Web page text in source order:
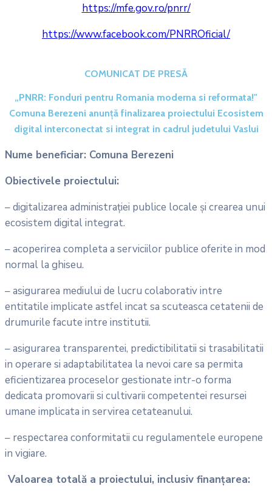
https://mfe.gov.ro/pnrr/
https://www.facebook.com/PNRROficial/
COMUNICAT DE PRESĂ
„PNRR: Fonduri pentru Romania moderna si reformata!"
Comuna Berezeni anunţă finalizarea proiectului Ecosistem
digital interconectat si integrat in cadrul judetului Vaslui
Nume beneficiar: Comuna Berezeni
Obiectivele proiectului:
– digitalizarea administrației publice locale și crearea unui
ecosistem digital integrat.
– acoperirea completa a serviciilor publice oferite in mod
normal la ghiseu.
– asigurarea mediului de lucru colaborativ intre
entitatile implicate astfel incat sa scuteasca cetatenii de
drumurile facute intre institutii.
– asigurarea transparentei, predictibilitatii si trasabilitatii
in operare si adaptabilitatea la nevoi care sa permita
eficientizarea proceselor gestionate intr-o forma
dedicata promovarii si cultivarii competentei resursei
umane implicata in servirea cetateanului.
– respectarea conformitatii cu regulamentele europene
in vigiare.
Valoarea totală a proiectului, inclusiv finanțarea: